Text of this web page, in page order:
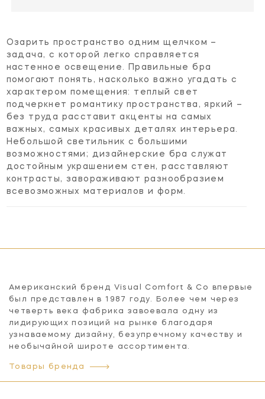
Озарить пространство одним щелчком –
задача, с которой легко справляется
настенное освещение. Правильные бра
помогают понять, насколько важно угадать с
характером помещения: теплый свет
подчеркнет романтику пространства, яркий –
без труда расставит акценты на самых
важных, самых красивых деталях интерьера.
Небольшой светильник с большими
возможностями; дизайнерские бра служат
достойным украшением стен, расставляют
контрасты, завораживают разнообразием
всевозможных материалов и форм.
Американский бренд Visual Comfort & Co впервые
был представлен в 1987 году. Более чем через
четверть века фабрика завоевала одну из
лидирующих позиций на рынке благодаря
узнаваемому дизайну, безупречному качеству и
необычайной широте ассортимента.
Товары бренда